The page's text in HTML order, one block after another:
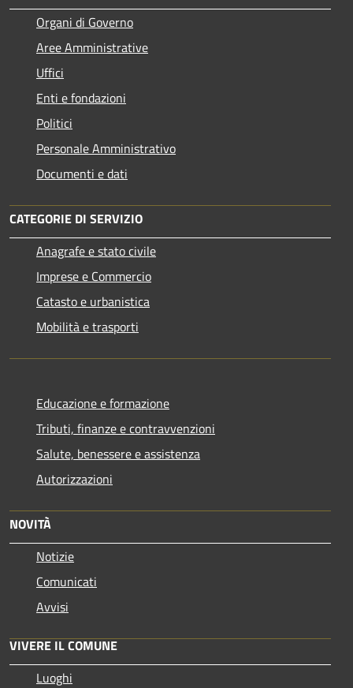
Organi di Governo
Aree Amministrative
Uffici
Enti e fondazioni
Politici
Personale Amministrativo
Documenti e dati
CATEGORIE DI SERVIZIO
Anagrafe e stato civile
Imprese e Commercio
Catasto e urbanistica
Mobilità e trasporti
Educazione e formazione
Tributi, finanze e contravvenzioni
Salute, benessere e assistenza
Autorizzazioni
NOVITÀ
Notizie
Comunicati
Avvisi
VIVERE IL COMUNE
Luoghi